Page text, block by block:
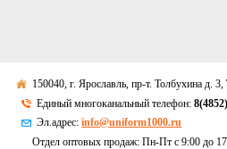
150040, г. Ярославль, пр-т. Толбухина д. 3,
Единый многоканальный телефон:
Эл.адрес:info@uniform1000.ru
Отдел оптовых продаж: Пн-Пт с 9:00 до